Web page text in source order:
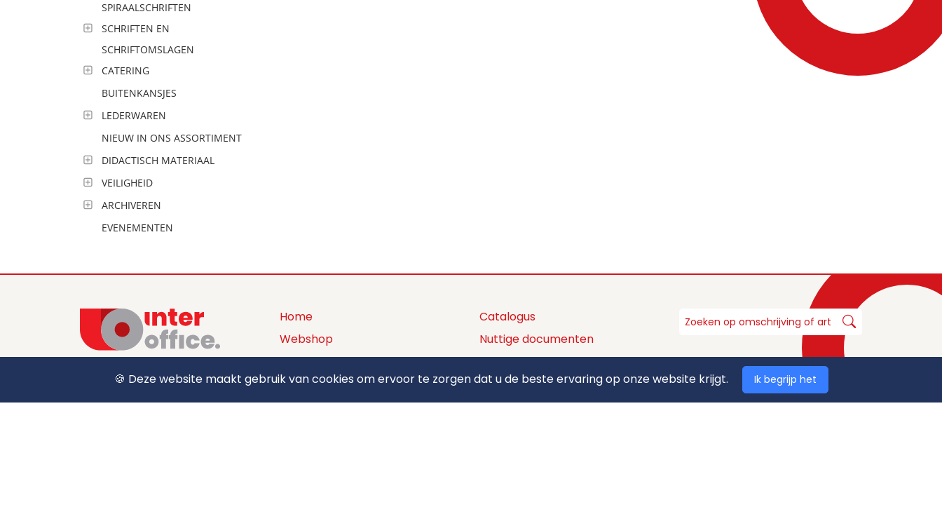
SPIRAALSCHRIFTEN
SCHRIFTEN EN
SCHRIFTOMSLAGEN
CATERING
BUITENKANSJES
LEDERWAREN
NIEUW IN ONS ASSORTIMENT
DIDACTISCH MATERIAAL
VEILIGHEID
ARCHIVEREN
EVENEMENTEN
+32 (0) 12 39 15 55
sales@interoffice.be
Home
Webshop
Productaanbod
Over ons
Contact
Catalogus
Nuttige documenten
Privacy policy
Algemene voorwaarden
🍪 Deze website maakt gebruik van cookies om ervoor te zorgen dat u de beste ervaring op onze website krijgt. Ik begrijp het